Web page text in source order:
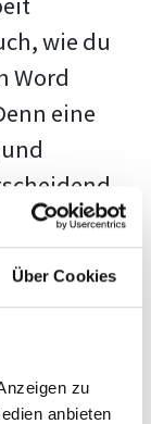
Über Cookies
zu
anbieten
wie du
Word
eine
hat
sie dir
bieten.